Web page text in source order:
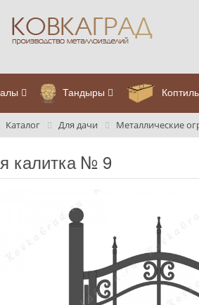
Тандыры
Каталог Для дачи Металлические
калитка № 9